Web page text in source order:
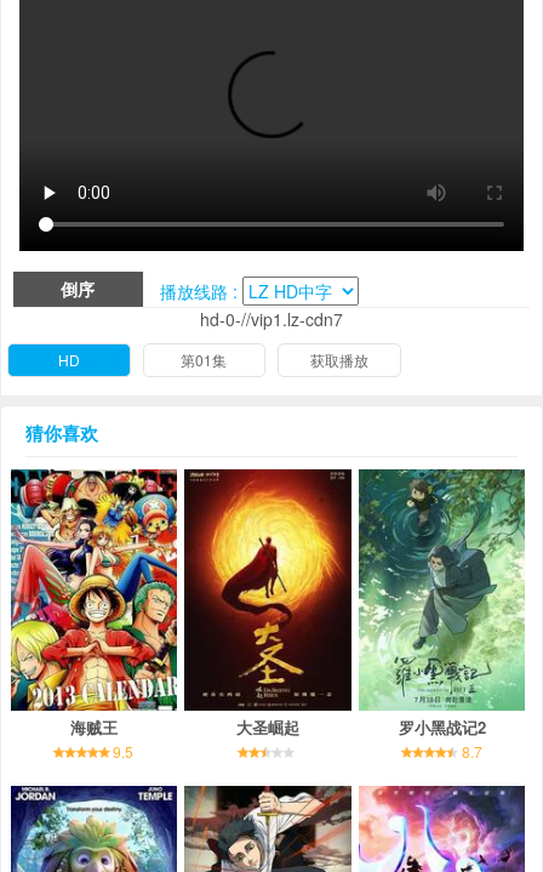
倒序
播放线路 :
hd-0-//vip1.lz-cdn7
HD 第01集 获取播放
猜你喜欢
海贼王
9.5
大圣崛起 罗小黑战记2
8.7